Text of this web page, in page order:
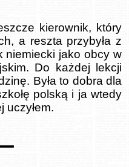
kierownik, który
a reszta przybyła z
niemiecki jako obcy w
Do każdej lekcji
Była to dobra dla
polską i ja wtedy
uczyłem.